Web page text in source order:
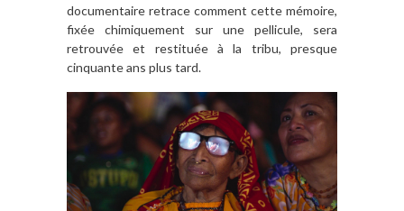
documentaire retrace comment cette mémoire,
fixée chimiquement sur une pellicule, sera
retrouvée et restituée à la tribu, presque
cinquante ans plus tard.